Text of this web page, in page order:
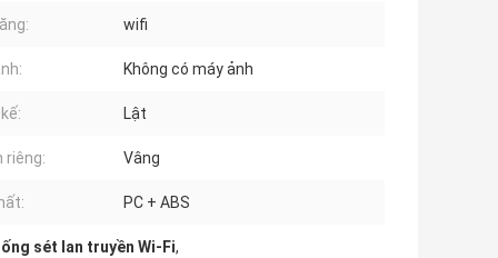
wifi
Không có máy ảnh
Lật
riêng: Vâng
PC + ABS
sét lan truyền Wi-Fi,